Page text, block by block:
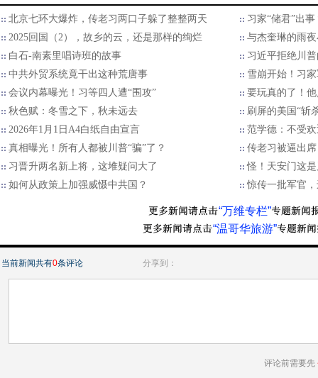
北京七环大爆炸，传老习两口子躲了整整两天
习家“储君”出
2025回国（2），故乡的云，还是那样的绚烂
与杰奎琳的雨
白石-南素里唱诗班的故事
习近平拒绝川普
中共外贸系统竟干出这种荒唐事
雪崩开始！习
会议内幕曝光！习等四人遭“围攻”
要玩真的了！
秋色赋：冬雪之下，秋未远去
刷屏的美国“斩
2026年1月1日A4白纸自由宣言
范学德：不受
真相曝光！所有人都被川普“骗”了？
传老习被逼出
习晋升两名新上将，这堆疑问大了
怪！天安门这
如何从政策上加强威慑中共国？
惊传一批军官
“万维专栏”
“温哥华旅游”
当前新闻共有0条评论 分享到：
评论前需要先